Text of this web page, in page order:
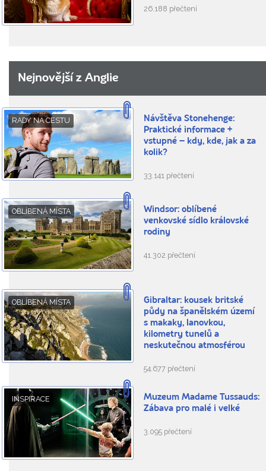
26.188 přečtení
Nejnovější z Anglie
RADY NA CESTU
Návštěva Stonehenge:
Praktické informace +
vstupné – kdy, kde, jak a za
kolik?
33.141 přečtení
OBLÍBENÁ MÍSTA
Windsor: oblíbené
venkovské sídlo královské
rodiny
41.302 přečtení
OBLÍBENÁ MÍSTA
Gibraltar: kousek britské
půdy na španělském území
s makaky, lanovkou,
kilometry tunelů a
neskutečnou atmosférou
54.677 přečtení
INSPIRACE
Muzeum Madame Tussauds:
Zábava pro malé i velké
3.095 přečtení